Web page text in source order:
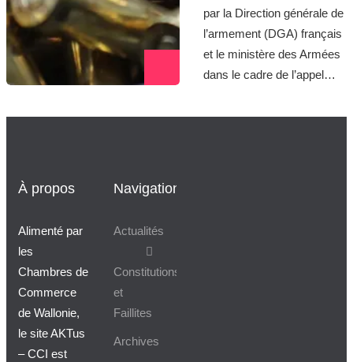
par la Direction générale de
l’armement (DGA) français
et le ministère des Armées
dans le cadre de l’appel…
À propos
Alimenté par
les
Chambres de
Commerce
de Wallonie,
le site AKTus
– CCI est
Navigation
Actualités
Constitutions
et
Faillites
Archives